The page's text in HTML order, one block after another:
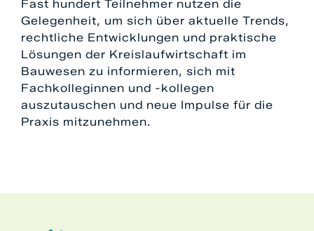
Fast hundert Teilnehmer nutzen die
Gelegenheit, um sich über aktuelle Trends,
rechtliche Entwicklungen und praktische
Lösungen der Kreislaufwirtschaft im
Bauwesen zu informieren, sich mit
Fachkolleginnen und -kollegen
auszutauschen und neue Impulse für die
Praxis mitzunehmen.